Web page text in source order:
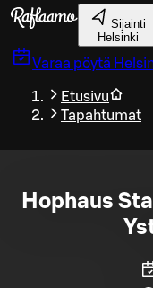
Siirry pääsisältöön
Sijainti
Helsinki
Varaa pöytä
Etusivu
Tapahtumat
Hophaus